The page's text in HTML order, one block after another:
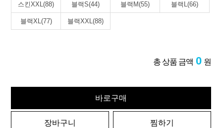
스킨XXL(88) 블랙S(44) 블랙M(55) 블랙L(66)
블랙XL(77) 블랙XXL(88)
총 상품 금액 0 원
바로구매
장바구니 찜하기